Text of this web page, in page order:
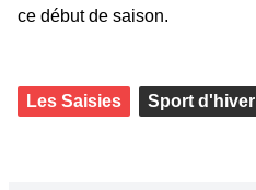
ce début de saison.
Les Saisies Sport d'hiver